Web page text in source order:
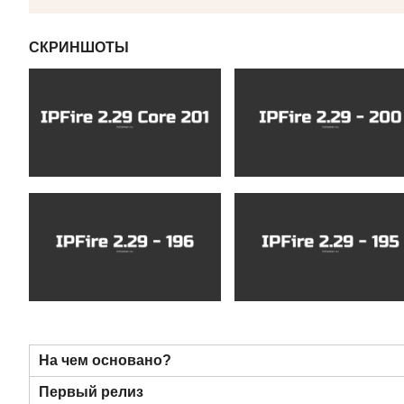
СКРИНШОТЫ
На чем основано?
Первый релиз